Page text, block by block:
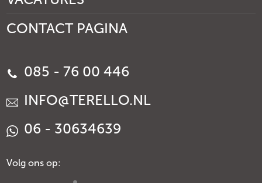
CONTACT PAGINA
085 - 76 00 446
INFO@TERELLO.NL
06 - 30634639
Volg ons op: